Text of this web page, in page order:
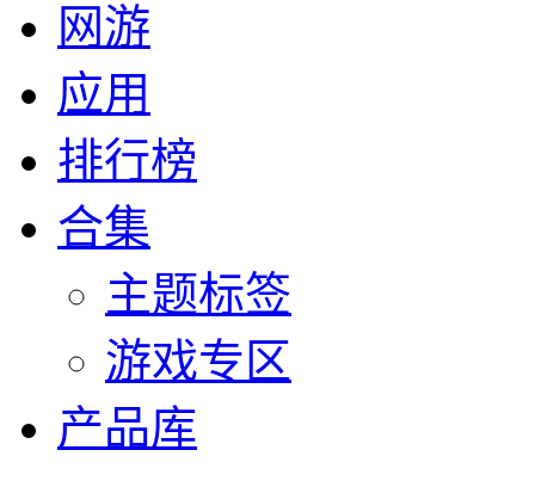
网游
应用
排行榜
合集
主题标签
游戏专区
产品库